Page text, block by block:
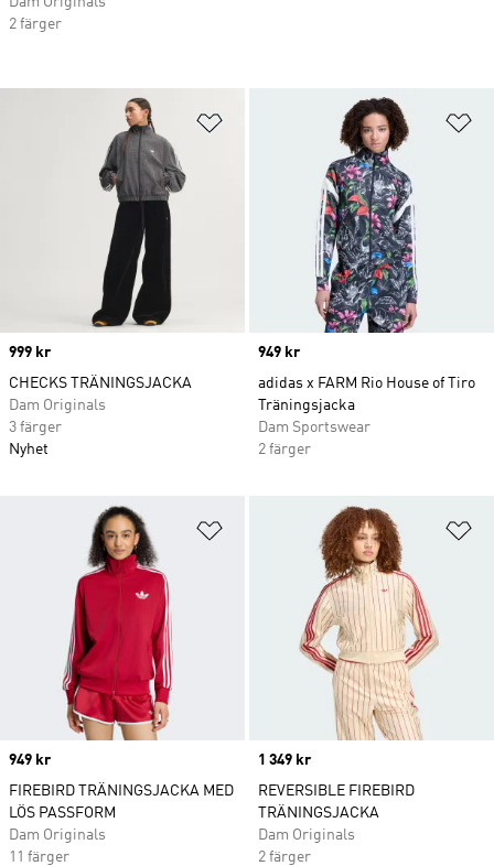
Lägg till på önskelistan
Price
999 kr
CHECKS TRÄNINGSJACKA
Dam Originals
3 färger
Nyhet
Price
949 kr
adidas x FARM Rio House of Tiro
Träningsjacka
Dam Sportswear
2 färger
Lägg till på önskelistan
Price
949 kr
FIREBIRD TRÄNINGSJACKA MED
LÖS PASSFORM
Dam Originals
11 färger
Price
1 349 kr
REVERSIBLE FIREBIRD
TRÄNINGSJACKA
Dam Originals
2 färger
2 färger